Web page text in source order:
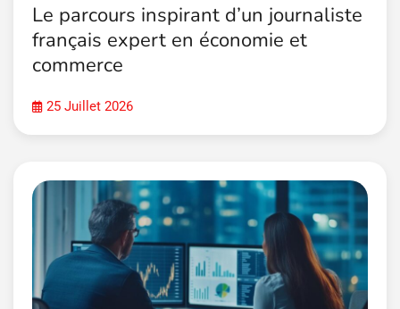
Le parcours inspirant d’un journaliste
français expert en économie et
commerce
25 Juillet 2026